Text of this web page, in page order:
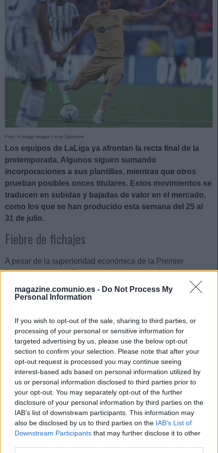
magazine.comunio.es - Do Not Process My
Personal Information
If you wish to opt-out of the sale, sharing to third parties, or
processing of your personal or sensitive information for
targeted advertising by us, please use the below opt-out
section to confirm your selection. Please note that after your
opt-out request is processed you may continue seeing
interest-based ads based on personal information utilized by
us or personal information disclosed to third parties prior to
your opt-out. You may separately opt-out of the further
disclosure of your personal information by third parties on the
IAB’s list of downstream participants. This information may
also be disclosed by us to third parties on the IAB’s List of
Downstream Participants that may further disclose it to other
Foto: © imago images / Icon Sportwire
Los equipos de LaLiga ya afrontan la recta final de la
pretemporada. Algunos siguen sumando
incorporaciones a sus plantillas, mientras que otros
prueban posibles onces titulares. Estos movimientos se
traducen en subidas y bajadas de valor en el mercado,
como los que se han producido esta semana del 25 al
31 de julio.
Fiebre de fichajes
A pesar de la superioridad económica de la Premier
League, LaLiga está generando mucho interés de nuevo
gracias a los fichajes del mercado veraniego. El principal
artífice de este resurgir es el Barcelona. El conjunto
permitido llevar a cabo varios fichajes de clase mundial.
El nombre propio de este mercado es, sin duda,
Lewandowski. El polaco es posiblemente el goleador más
contrastado del planeta, y por ello se ha convertido en el
centro de atención de los manager de Comunio. Es el
jugador más caro con un valor de 27,3 millones. Ha sido
también el jugador más revalorizado esta semana, con una
subida de 7,33 millones.
En el top le sigue otra gran incorporación del Barça como es
. Lo que más destaca del ex del Leeds es su gran